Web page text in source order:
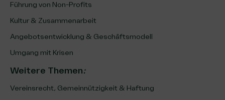
Führung von Non-Profits
Kultur & Zusammenarbeit
Angebotsentwicklung & Geschäftsmodell
Umgang mit Krisen
Weitere Themen:
Vereinsrecht, Gemeinnützigkeit & Haftung